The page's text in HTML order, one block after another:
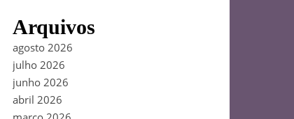
Arquivos
agosto 2026
julho 2026
junho 2026
abril 2026